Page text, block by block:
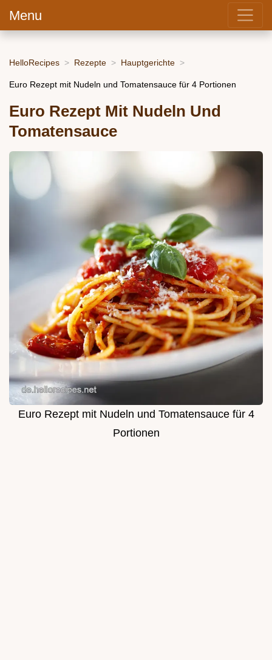
Menu
HelloRecipes Rezepte Hauptgerichte
Euro Rezept mit Nudeln und Tomatensauce für 4 Portionen
Euro Rezept Mit Nudeln Und
Tomatensauce
Euro Rezept mit Nudeln und Tomatensauce für 4
Portionen